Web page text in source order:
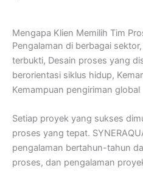
Mengapa Klien Memilih Tim
Pengalaman di berbagai
terbukti, Desain proses yang
berorientasi siklus hidup,
Kemampuan pengiriman global
Setiap proyek yang sukses
proses yang tepat.
pengalaman bertahun-tahun
proses, dan pengalaman